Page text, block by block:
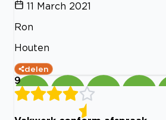
11 March 2021
Ron
Houten
delen
9